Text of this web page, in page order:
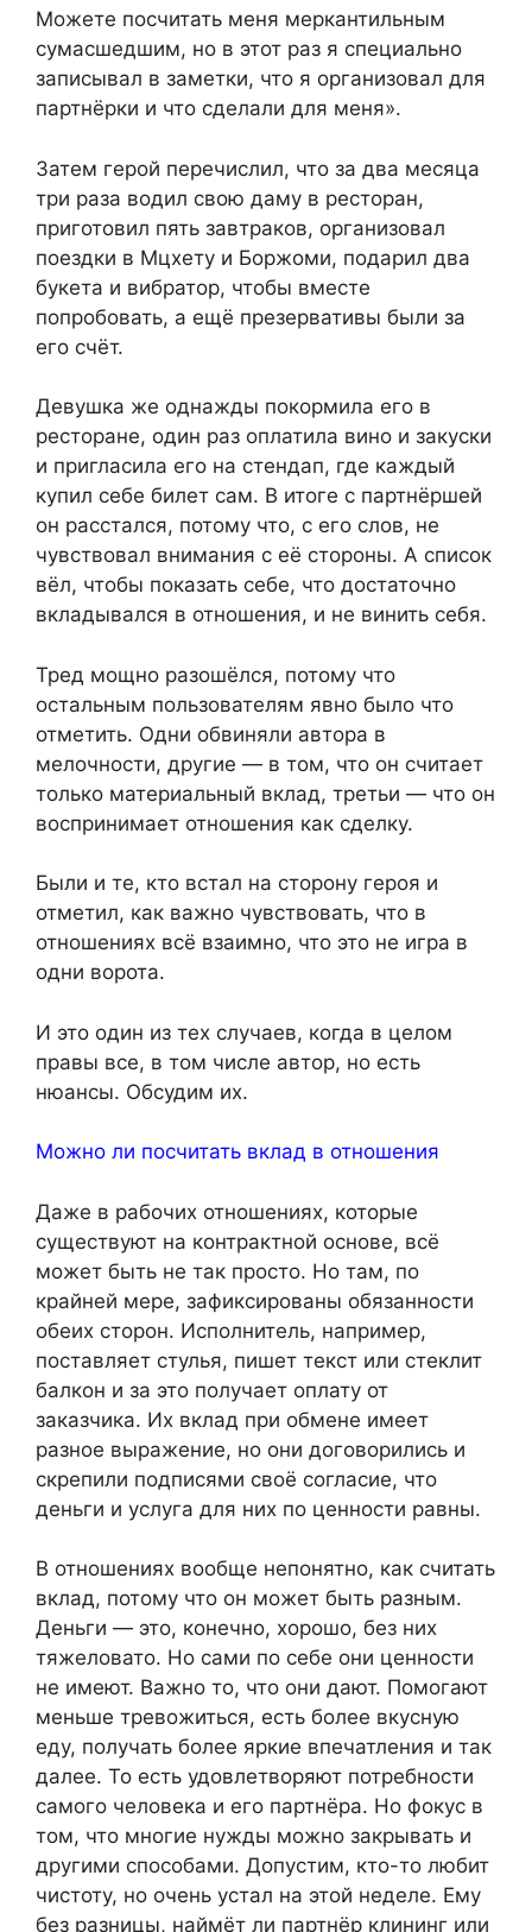
Можете посчитать меня меркантильным
сумасшедшим, но в этот раз я специально
записывал в заметки, что я организовал для
партнёрки и что сделали для меня».
Затем герой перечислил, что за два месяца
три раза водил свою даму в ресторан,
приготовил пять завтраков, организовал
поездки в Мцхету и Боржоми, подарил два
букета и вибратор, чтобы вместе
попробовать, а ещё презервативы были за
его счёт.
Девушка же однажды покормила его в
ресторане, один раз оплатила вино и закуски
и пригласила его на стендап, где каждый
купил себе билет сам. В итоге с партнёршей
он расстался, потому что, с его слов, не
чувствовал внимания с её стороны. А список
вёл, чтобы показать себе, что достаточно
вкладывался в отношения, и не винить себя.
Тред мощно разошёлся, потому что
остальным пользователям явно было что
отметить. Одни обвиняли автора в
мелочности, другие — в том, что он считает
только материальный вклад, третьи — что он
воспринимает отношения как сделку.
Были и те, кто встал на сторону героя и
отметил, как важно чувствовать, что в
отношениях всё взаимно, что это не игра в
одни ворота.
И это один из тех случаев, когда в целом
правы все, в том числе автор, но есть
нюансы. Обсудим их.
Можно ли посчитать вклад в отношения
Даже в рабочих отношениях, которые
существуют на контрактной основе, всё
может быть не так просто. Но там, по
крайней мере, зафиксированы обязанности
обеих сторон. Исполнитель, например,
поставляет стулья, пишет текст или стеклит
балкон и за это получает оплату от
заказчика. Их вклад при обмене имеет
разное выражение, но они договорились и
скрепили подписями своё согласие, что
деньги и услуга для них по ценности равны.
В отношениях вообще непонятно, как считать
вклад, потому что он может быть разным.
Деньги — это, конечно, хорошо, без них
тяжеловато. Но сами по себе они ценности
не имеют. Важно то, что они дают. Помогают
меньше тревожиться, есть более вкусную
еду, получать более яркие впечатления и так
далее. То есть удовлетворяют потребности
самого человека и его партнёра. Но фокус в
том, что многие нужды можно закрывать и
другими способами. Допустим, кто-то любит
чистоту, но очень устал на этой неделе. Ему
без разницы, наймёт ли партнёр клининг или